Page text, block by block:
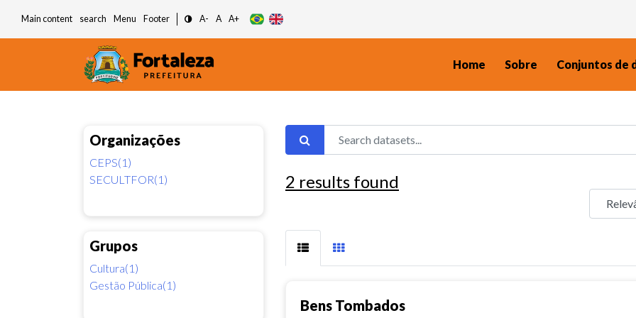
Main content search Menu Footer A- A A+
Home Sobre Conjuntos de
Organizações
CEPS(1)
SECULTFOR(1)
Grupos
Cultura(1)
Gestão Pública(1)
2 results found
Bens Tombados